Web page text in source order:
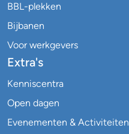
BBL-plekken
Bijbanen
Voor werkgevers
Extra's
Kenniscentra
Open dagen
Evenementen & Activiteiten